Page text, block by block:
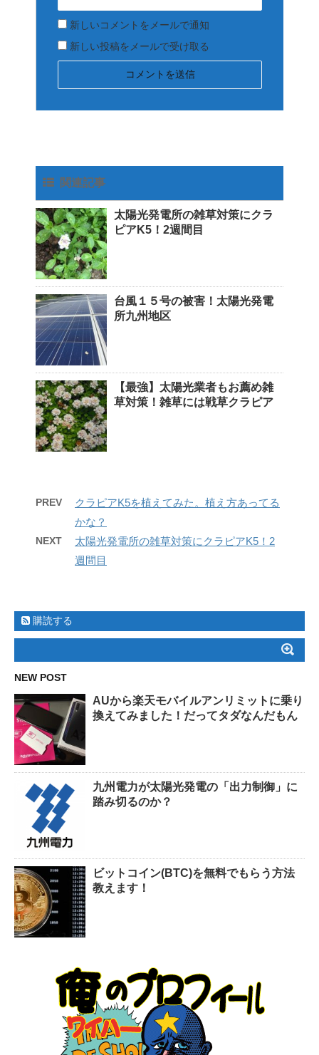
新しいコメントをメールで通知
新しい投稿をメールで受け取る
関連記事
太陽光発電所の雑草対策にクラ
ピアK5！2週間目
台風１５号の被害！太陽光発電
所九州地区
【最強】太陽光業者もお薦め雑
草対策！雑草には戦草クラピア
PREV
クラピアK5を植えてみた。植え方あってる
かな？
NEXT
太陽光発電所の雑草対策にクラピアK5！2
週間目
購読する
NEW POST
AUから楽天モバイルアンリミットに乗り
換えてみました！だってタダなんだもん
九州電力が太陽光発電の「出力制御」に
踏み切るのか？
ビットコイン(BTC)を無料でもらう方法
教えます！